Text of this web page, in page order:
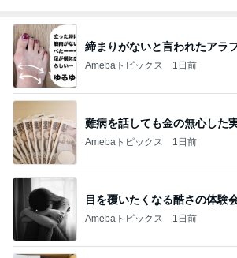
締まりがないと言われたアラ
Amebaトピックス 1日前
難病を話しても金の無心した
Amebaトピックス 1日前
目を覆いたくなる酷さの体験
Amebaトピックス 1日前